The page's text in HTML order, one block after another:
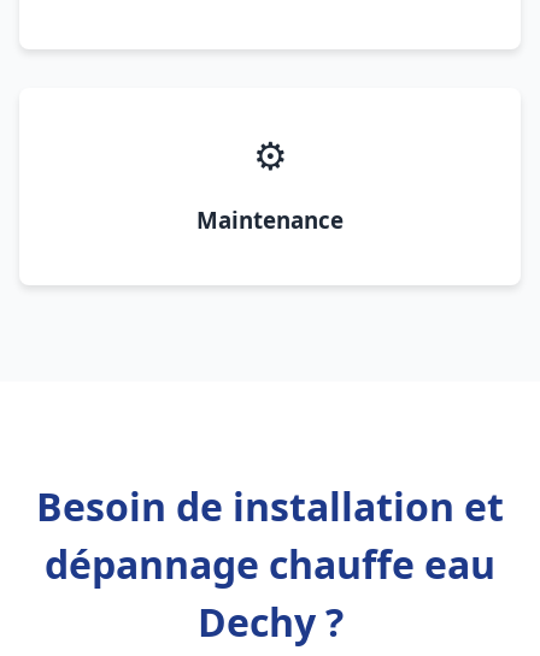
⚙️
Maintenance
Besoin de installation et
dépannage chauffe eau
Dechy ?